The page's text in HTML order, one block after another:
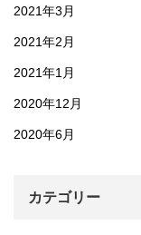
2021年3月
2021年2月
2021年1月
2020年12月
2020年6月
カテゴリー